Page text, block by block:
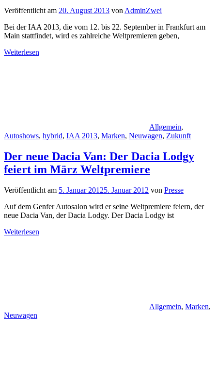
Veröffentlicht am 20. August 2013 vonAdminZwei
Bei der IAA 2013, die vom 12. bis 22. September in Frankfurt am
Main stattfindet, wird es zahlreiche Weltpremieren geben,
Weiterlesen
Allgemein,
Autoshows, hybrid, IAA 2013, Marken, Neuwagen, Zukunft
Der neue Dacia Van: Der Dacia Lodgy
feiert im März Weltpremiere
Veröffentlicht am 5. Januar 20125. Januar 2012 von Presse
Auf dem Genfer Autosalon wird er seine Weltpremiere feiern, der
neue Dacia Van, der Dacia Lodgy. Der Dacia Lodgy ist
Weiterlesen
Allgemein, Marken,
Neuwagen